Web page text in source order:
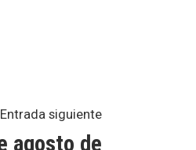
Entrada siguienteEntrada
agosto de